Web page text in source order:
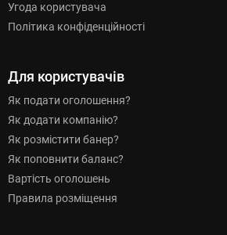
Угода користувача
Політика конфіденційності
Для користувачів
Як подати оголошення?
Як додати компанію?
Як розмістити банер?
Як поповнити баланс?
Вартість оголошень
Правила розміщення